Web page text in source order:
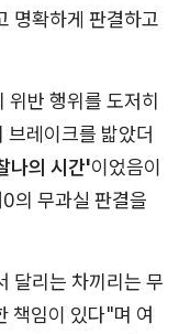
명확하게 판결하고
위반 행위를 도저히
브레이크를 밟았더
나의 시간'이었음이
의 무과실 판결을
달리는 차끼리는 무
책임이 있다"며 여